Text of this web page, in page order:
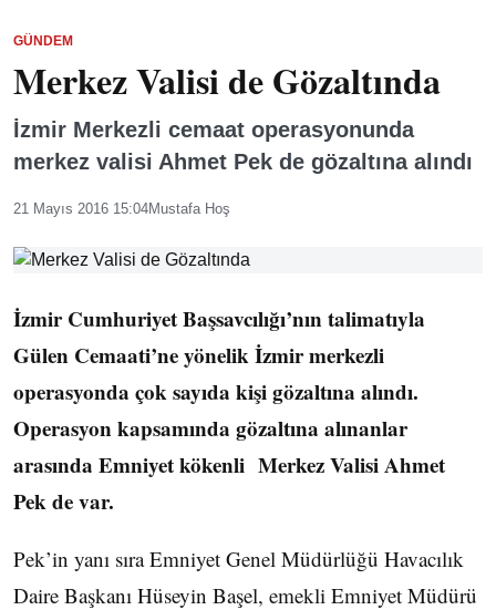
GÜNDEM
Merkez Valisi de Gözaltında
İzmir Merkezli cemaat operasyonunda
merkez valisi Ahmet Pek de gözaltına alındı
21 Mayıs 2016 15:04Mustafa Hoş
İzmir Cumhuriyet Başsavcılığı’nın talimatıyla
Gülen Cemaati’ne yönelik İzmir merkezli
operasyonda çok sayıda kişi gözaltına alındı.
Operasyon kapsamında gözaltına alınanlar
arasında Emniyet kökenli Merkez Valisi Ahmet
Pek de var.
Pek’in yanı sıra Emniyet Genel Müdürlüğü Havacılık
Daire Başkanı Hüseyin Başel, emekli Emniyet Müdürü